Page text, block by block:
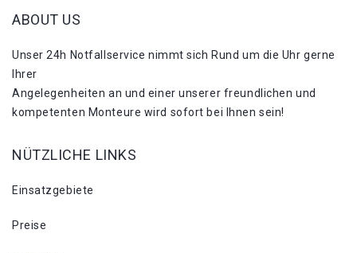
ABOUT US
Unser 24h Notfallservice nimmt sich Rund um die Uhr gerne
Ihrer
Angelegenheiten an und einer unserer freundlichen und
kompetenten Monteure wird sofort bei Ihnen sein!
NÜTZLICHE LINKS
Einsatzgebiete
Preise